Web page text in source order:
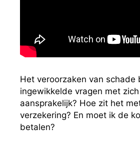
Het veroorzaken van schade
ingewikkelde vragen met
aansprakelijk? Hoe zit het
verzekering? En moet ik de
betalen?